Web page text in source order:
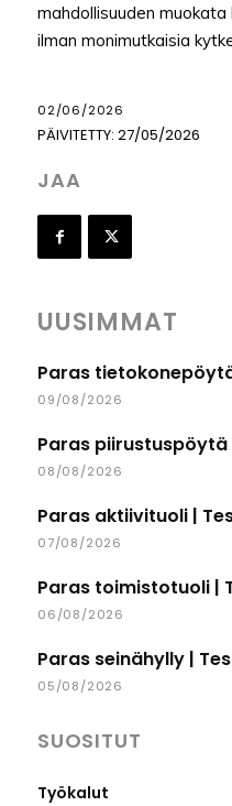
mahdollisuuden
ilman monimutkaisia
02/06/2026
PÄIVITETTY: 27/05/2026
JAA
UUSIMMAT
Paras
09/08/2026
Paras
08/08/2026
Paras aktiivituoli |
07/08/2026
Paras toimistotuoli |
06/08/2026
Paras seinähylly |
05/08/2026
SUOSITUT
Työkalut